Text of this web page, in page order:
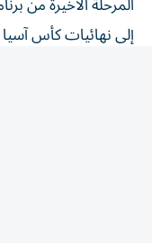
29 أغسطس إلى 6 سبتمبر المقبل.